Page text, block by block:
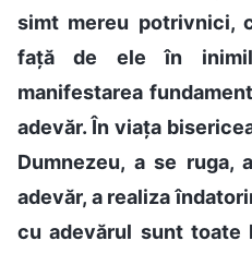
simt mereu potrivnici,
față de ele în
manifestarea
adevăr. În viața
Dumnezeu, a se ruga,
adevăr, a realiza
cu adevărul sunt